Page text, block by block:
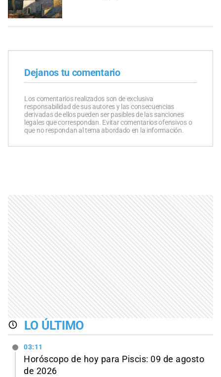
Dejanos tu comentario
Los comentarios realizados son de exclusiva
responsabilidad de sus autores y las consecuencias
derivadas de ellos pueden ser pasibles de las sanciones
legales que correspondan. Evitar comentarios ofensivos o
que no respondan al tema abordado en la información.
LO ÚLTIMO
03:11
Horóscopo de hoy para Piscis: 09 de agosto
de 2026